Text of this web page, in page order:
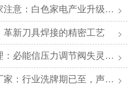
电产业升级，声峰源头工厂诚邀加盟
革新刀具焊接的精密工艺
力调节阀失灵的深度解析与专业修复
期已至，声峰源头工厂邀您抱团取暖